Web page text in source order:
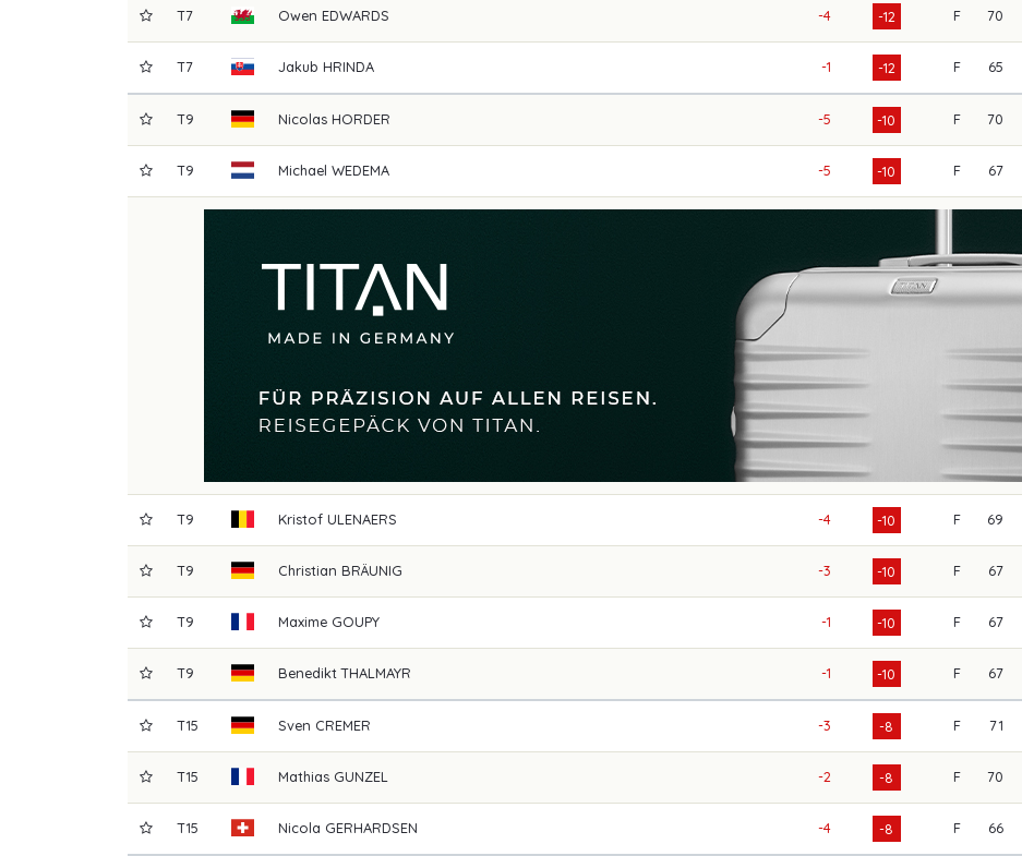
T7 Owen EDWARDS -4 -12 F 70
T7 Jakub HRINDA -1 -12 F 65
T9 Nicolas HORDER -5 -10 F 70
T9 Michael WEDEMA -5 -10 F 67
T9 Kristof ULENAERS -4 -10 F 69
T9 Christian BRÄUNIG -3 -10 F 67
T9 Maxime GOUPY -1 -10 F 67
T9 Benedikt THALMAYR -1 -10 F 67
T15 Sven CREMER -3 -8 F 71
T15 Mathias GUNZEL -2 -8 F 70
T15 Nicola GERHARDSEN -4 -8 F 66